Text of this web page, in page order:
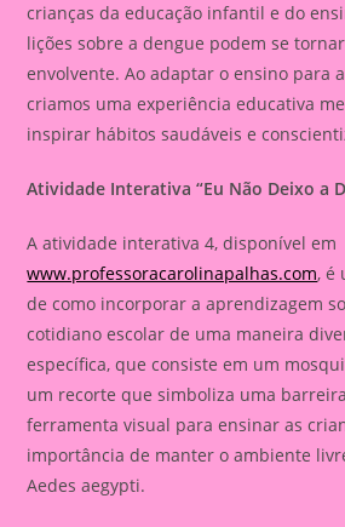
crianças da educação infantil e do
lições sobre a dengue podem se
envolvente. Ao adaptar o ensino para
criamos uma experiência educativa
inspirar hábitos saudáveis e
Atividade Interativa “Eu Não Deixo a
A atividade interativa 4, disponível em
www.professoracarolinapalhas.com, é
de como incorporar a aprendizagem
cotidiano escolar de uma maneira
específica, que consiste em um
um recorte que simboliza uma
ferramenta visual para ensinar as
importância de manter o ambiente
Aedes aegypti.